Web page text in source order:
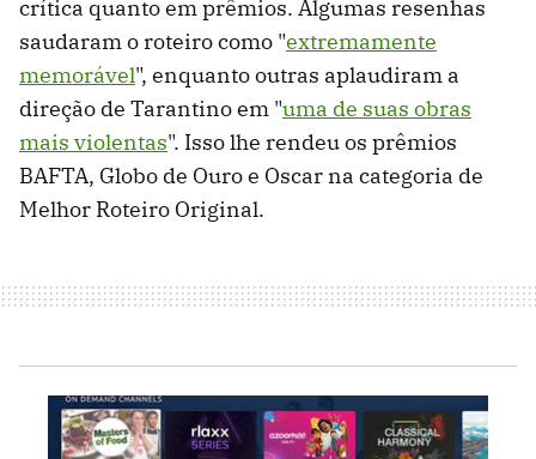
crítica quanto em prêmios. Algumas resenhas
saudaram o roteiro como "extremamente
memorável", enquanto outras aplaudiram a
direção de Tarantino em "uma de suas obras
mais violentas". Isso lhe rendeu os prêmios
BAFTA, Globo de Ouro e Oscar na categoria de
Melhor Roteiro Original.